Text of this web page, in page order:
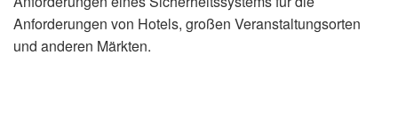
Anforderungen von Hotels, großen Veranstaltungsorten
und anderen Märkten.